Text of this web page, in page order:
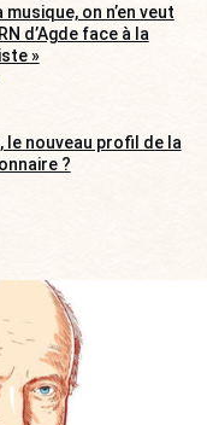
on n’en veut
d’Agde face à la
»
le nouveau profil de la
?